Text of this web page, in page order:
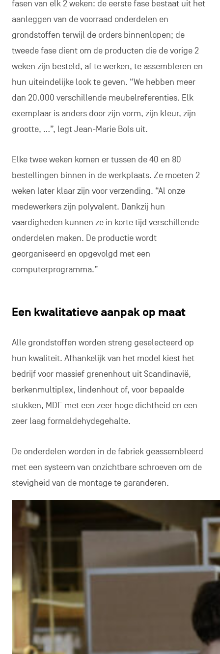
fasen van elk 2 weken: de eerste fase bestaat uit het
aanleggen van de voorraad onderdelen en
grondstoffen terwijl de orders binnenlopen; de
tweede fase dient om de producten die de vorige 2
weken zijn besteld, af te werken, te assembleren en
hun uiteindelijke look te geven. “We hebben meer
dan 20.000 verschillende meubelreferenties. Elk
exemplaar is anders door zijn vorm, zijn kleur, zijn
grootte, …”, legt Jean-Marie Bols uit.
Elke twee weken komen er tussen de 40 en 80
bestellingen binnen in de werkplaats. Ze moeten 2
weken later klaar zijn voor verzending. “Al onze
medewerkers zijn polyvalent. Dankzij hun
vaardigheden kunnen ze in korte tijd verschillende
onderdelen maken. De productie wordt
georganiseerd en opgevolgd met een
computerprogramma.”
Een kwalitatieve aanpak op maat
Alle grondstoffen worden streng geselecteerd op
hun kwaliteit. Afhankelijk van het model kiest het
bedrijf voor massief grenenhout uit Scandinavië,
berkenmultiplex, lindenhout of, voor bepaalde
stukken, MDF met een zeer hoge dichtheid en een
zeer laag formaldehydegehalte.
De onderdelen worden in de fabriek geassembleerd
met een systeem van onzichtbare schroeven om de
stevigheid van de montage te garanderen.